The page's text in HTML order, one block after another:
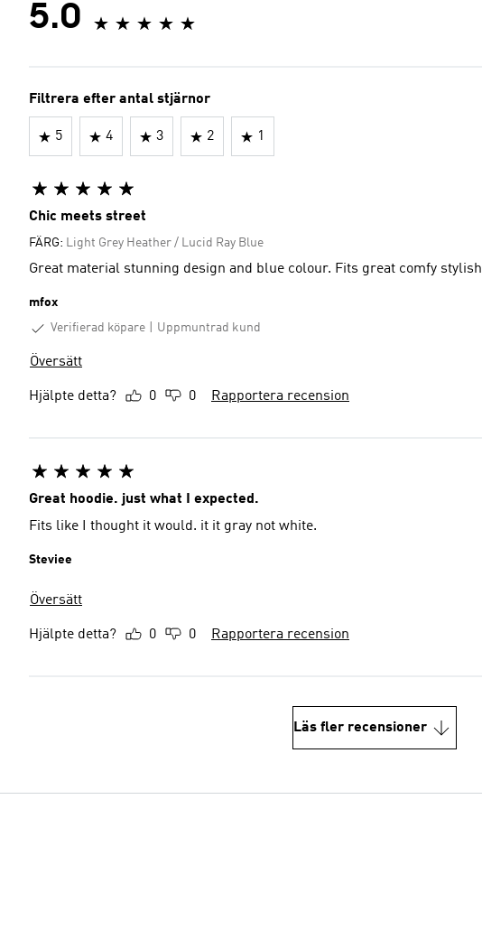
5.0
Filtrera efter antal stjärnor
5 4 3 2 1
Chic meets street
FÄRG: Light Grey Heather / Lucid Ray Blue
Great material stunning design and blue colour. Fits great comfy stylish
mfox
Verifierad köpare
Uppmuntrad kund
Översätt
Hjälpte detta? 0 0 Rapportera recension
Great hoodie. just what I expected.
Fits like I thought it would. it it gray not white.
Steviee
Översätt
Hjälpte detta? 0 0 Rapportera recension
Läs fler recensioner